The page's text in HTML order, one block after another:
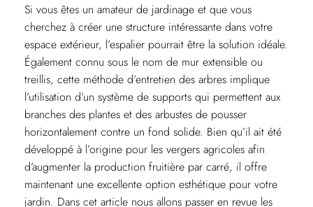
Si vous êtes un amateur de jardinage et que vous
cherchez à créer une structure intéressante dans votre
espace extérieur, l’espalier pourrait être la solution idéale.
Également connu sous le nom de mur extensible ou
treillis, cette méthode d’entretien des arbres implique
l’utilisation d’un système de supports qui permettent aux
branches des plantes et des arbustes de pousser
horizontalement contre un fond solide. Bien qu’il ait été
développé à l’origine pour les vergers agricoles afin
d’augmenter la production fruitière par carré, il offre
maintenant une excellente option esthétique pour votre
jardin. Dans cet article nous allons passer en revue les